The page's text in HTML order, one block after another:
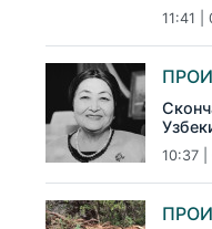
11:41 |
10:37 |